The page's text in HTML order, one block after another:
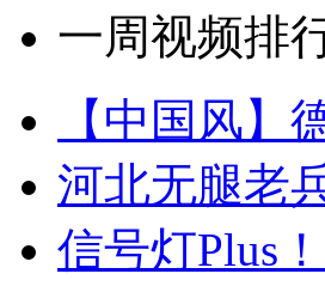
一周视频排
【中国风】
河北无腿老
信号灯Plus